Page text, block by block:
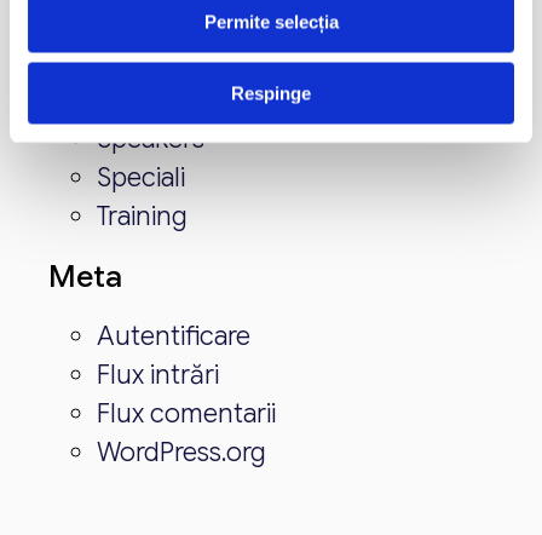
Permite selecția
Respinge
Conferinta
Hide
HomeSpeakers
Speakers
Speciali
Training
Meta
Autentificare
Flux intrări
Flux comentarii
WordPress.org